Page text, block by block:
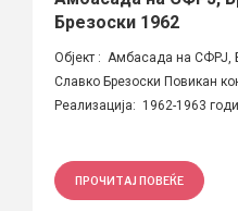
Брезоски 1962
Објект : Амбасада на СФРЈ,
Славко Брезоски Повикан
Реализација: 1962-1963
ПРОЧИТАЈ ПОВЕЌЕ